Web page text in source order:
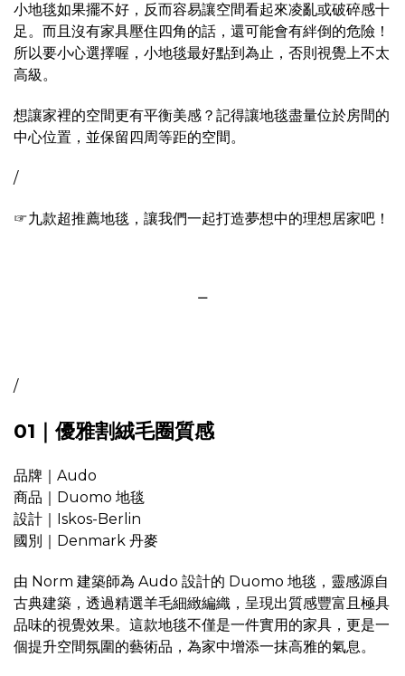
小地毯如果擺不好，反而容易讓空間看起來凌亂或破碎感十
足。而且沒有家具壓住四角的話，還可能會有絆倒的危險！
所以要小心選擇喔，小地毯最好點到為止，否則視覺上不太
高級。
想讓家裡的空間更有平衡美感？記得讓地毯盡量位於房間的
中心位置，並保留四周等距的空間。
/
☞九款超推薦地毯，讓我們一起打造夢想中的理想居家吧！
/
01｜優雅割絨毛圈質感
品牌｜Audo
商品｜Duomo 地毯
設計｜Iskos-Berlin
國別｜Denmark 丹麥
由 Norm 建築師為 Audo 設計的 Duomo 地毯，靈感源自
古典建築，透過精選羊毛細緻編織，呈現出質感豐富且極具
品味的視覺效果。這款地毯不僅是一件實用的家具，更是一
個提升空間氛圍的藝術品，為家中增添一抹高雅的氣息。